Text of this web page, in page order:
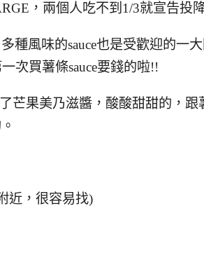
，兩個人吃不到1/3就宣告投
種風味的sauce也是受歡迎的一
次買薯條sauce要錢的啦!!
芒果美乃滋醬，酸酸甜甜的，
近，很容易找)